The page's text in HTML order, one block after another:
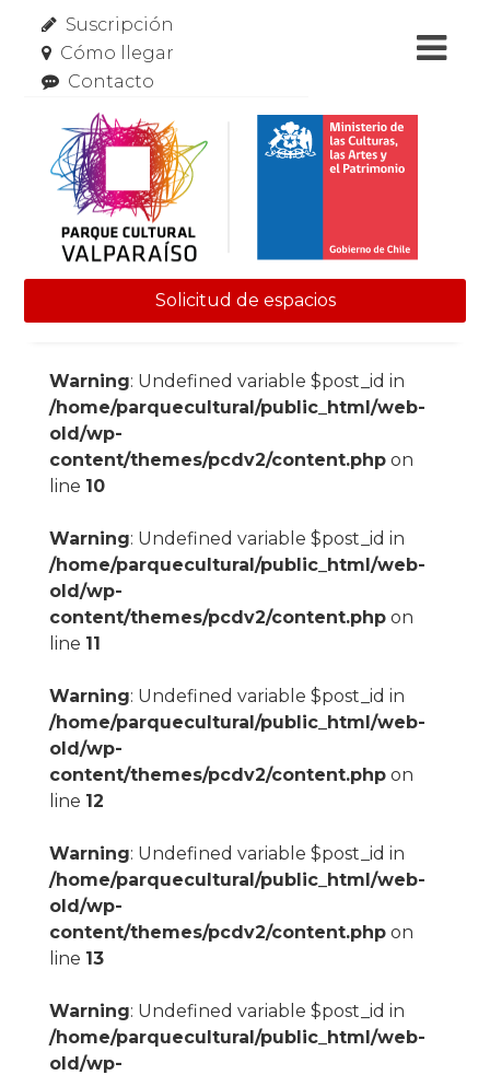
Suscripción
Cómo llegar
Contacto
Solicitud de espacios
Warning: Undefined variable $post_id in
/home/parquecultural/public_html/web-
old/wp-
content/themes/pcdv2/content.phpon
line 10
Warning: Undefined variable $post_id in
/home/parquecultural/public_html/web-
old/wp-
content/themes/pcdv2/content.phpon
line 11
Warning: Undefined variable $post_id in
/home/parquecultural/public_html/web-
old/wp-
content/themes/pcdv2/content.phpon
line 12
Warning: Undefined variable $post_id in
/home/parquecultural/public_html/web-
old/wp-
content/themes/pcdv2/content.phpon
line 13
Warning: Undefined variable $post_id in
/home/parquecultural/public_html/web-
old/wp-